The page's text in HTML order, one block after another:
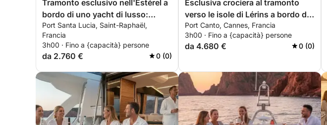
Tramonto esclusivo nell'Estérel a
bordo di uno yacht di lusso:
calette segrete ed esperienza
premium all-inclusive.
Port Santa Lucia, Saint-Raphaël,
Francia
3h00 · Fino a {capacità} persone
da 2.760 € 0 (0)
Esclusiva crociera al tramonto
verso le isole di Lérins a bordo di
un lussuoso Pershing 5X:
esperienza privata all-inclusive.
Port Canto, Cannes, Francia
3h00 · Fino a {capacità} persone
da 4.680 € 0 (0)